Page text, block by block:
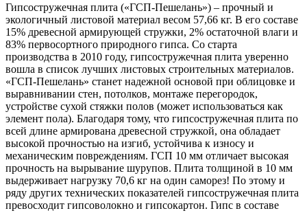
Гипсостружечная плита («ГСП-Пешелань») – прочный и
экологичный листовой материал весом 57,66 кг. В его составе
15% древесной армирующей стружки, 2% остаточной влаги и
83% первосортного природного гипса. Со старта
производства в 2010 году, гипсостружечная плита уверенно
вошла в список лучших листовых строительных материалов.
«ГСП-Пешелань» станет надежной основой при облицовке и
выравнивании стен, потолков, монтаже перегородок,
устройстве сухой стяжки полов (может использоваться как
элемент пола). Благодаря тому, что гипсостружечная плита по
всей длине армирована древесной стружкой, она обладает
высокой прочностью на изгиб, устойчива к износу и
механическим повреждениям. ГСП 10 мм отличает высокая
прочность на вырывание шурупов. Плита толщиной в 10 мм
выдерживает нагрузку 70,6 кг на один саморез! По этому и
ряду других технических показателей гипсостружечная плита
превосходит гипсоволокно и гипсокартон. Гипс в составе